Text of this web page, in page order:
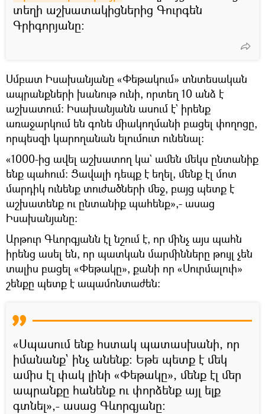
տեղի աշխատակիցներից Գուրգեն
Գրիգորյանը։
Սմբատ Իսախանյանը «Փեթակում» տնտեսական
ապրանքների խանութ ունի, որտեղ 10 անձ է
աշխատում։ Իսախանյանն ասում է` իրենք
առաջարկում են գոնե միակողմանի բացել փողոցը,
որպեսզի կարողանան ելումուտ ունենալ։
«1000-ից ավել աշխատող կա` ամեն մեկս ընտանիք
ենք պահում։ Ցավալի դեպք է եղել, մենք էլ մոտ
մարդիկ ունենք տուժածների մեջ, բայց պետք է
աշխատենք ու ընտանիք պահենք»,- ասաց
Իսախանյանը։
Արթուր Գևորգյանն էլ նշում է, որ մինչ այս պահն
իրենց ասել են, որ պատկան մարմինները թույլ չեն
տալիս բացել «Փեթակը», քանի որ «Սուրմալուի»
շենքը պետք է ապամոնտաժեն։
«Սպասում ենք հստակ պատասխանի, որ
իմանանք` ինչ անենք։ Եթե պետք է մեկ
ամիս էլ փակ լինի «Փեթակը», մենք էլ մեր
ապրանքը հանենք ու փորձենք այլ ելք
գտնել»,- ասաց Գևորգյանը։